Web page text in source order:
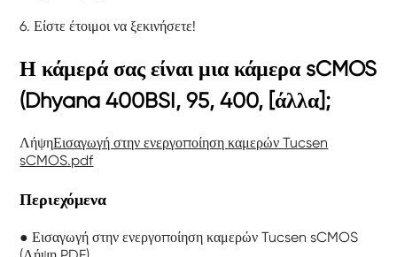
6. Είστε έτοιμοι να ξεκινήσετε!
Η κάμερά σας είναι μια κάμερα sCMOS
(Dhyana 400BSI, 95, 400, [άλλα];
ΛήψηΕισαγωγή στην ενεργοποίηση καμερών Tucsen
sCMOS.pdf
Περιεχόμενα
● Εισαγωγή στην ενεργοποίηση καμερών Tucsen sCMOS